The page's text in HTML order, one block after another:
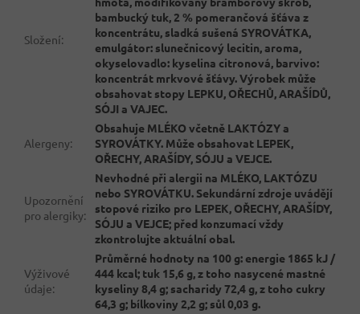
Složení:
bambucký tuk, 2 % pomerančová šťáva z
koncentrátu, sladká sušená SYROVÁTKA,
emulgátor: slunečnicový lecitin, aroma,
okyselovadlo: kyselina citronová, barvivo:
koncentrát mrkvové šťávy. Výrobek může
obsahovat stopy LEPKU, OŘECHŮ, ARAŠÍDŮ,
SÓJI a VAJEC.
Alergeny:
Obsahuje MLÉKO včetně LAKTÓZY a
SYROVÁTKY. Může obsahovat LEPEK,
OŘECHY, ARAŠÍDY, SÓJU a VEJCE.
Upozornění
pro alergiky:
Nevhodné při alergii na MLÉKO, LAKTÓZU
nebo SYROVÁTKU. Sekundární zdroje uvádějí
stopové riziko pro LEPEK, OŘECHY, ARAŠÍDY,
SÓJU a VEJCE; před konzumací vždy
zkontrolujte aktuální obal.
Výživové
údaje:
Průměrné hodnoty na 100 g: energie 1865 kJ /
444 kcal; tuk 15,6 g, z toho nasycené mastné
kyseliny 8,4 g; sacharidy 72,4 g, z toho cukry
64,3 g; bílkoviny 2,2 g; sůl 0,03 g.